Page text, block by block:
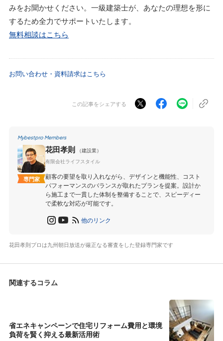
みをお聞かせください。一級建築士が、あなたの理想を形に
するため全力でサポートいたします。
無料相談はこちら
お問い合わせ・資料請求はこちら
この記事をシェアする
Mybestpro Members
専門家
花田孝則
（建設業）
有限会社ライフスタイル
顧客の要望を取り入れながら、デザインと機能性、コスト
パフォーマンスのバランスが取れたプランを提案。設計か
ら施工まで一貫した体制を整備することで、スピーディー
で柔軟な対応が可能です。
他のリンク
花田孝則プロは九州朝日放送が厳正なる審査をした登録専門家です
関連するコラム
省エネキャンペーンで住宅リフォーム費用と環境
負荷を賢く抑える最新活用術